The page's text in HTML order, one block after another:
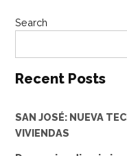
Search
Recent Posts
SAN JOSÉ: NUEVA
VIVIENDAS